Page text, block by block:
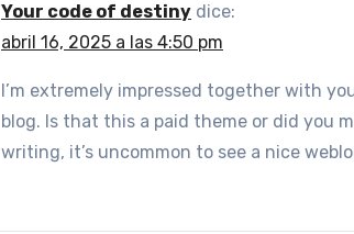
Your code of destiny dice:
abril 16, 2025 a las 4:50 pm
I’m extremely impressed together with
blog. Is that this a paid theme or did you
writing, it’s uncommon to see a nice